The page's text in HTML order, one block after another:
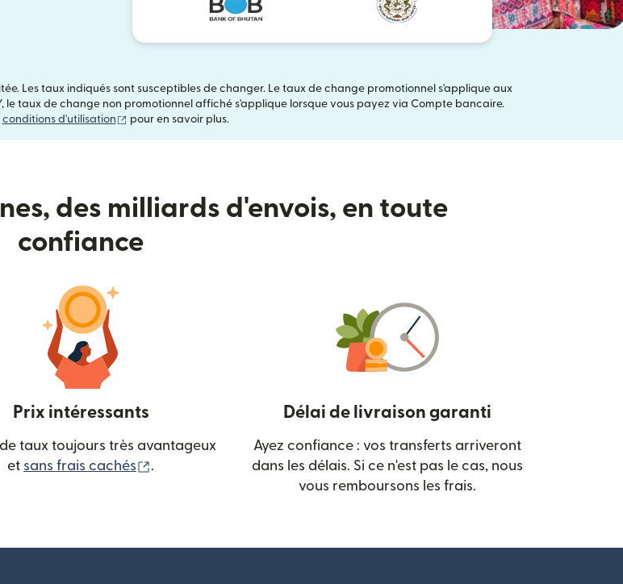
Les taux indiqués sont susceptibles de changer. Le taux de change promotionnel s'applique aux
le taux de change non promotionnel affiché s'applique lorsque vous payez via Compte bancaire.
conditions d'utilisation (s'ouvre dans une nouvelle fenêtre)
pour en savoir plus.
des milliards d'envois, en toute
confiance
Prix intéressants
taux toujours très avantageux
et sans frais cachés (s'ouvre dans une nouvelle fenêtre)
.
Délai de livraison garanti
Ayez confiance : vos transferts arriveront
dans les délais. Si ce n'est pas le cas, nous
vous remboursons les frais.